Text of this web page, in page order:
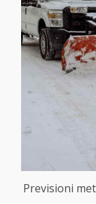
Previsioni